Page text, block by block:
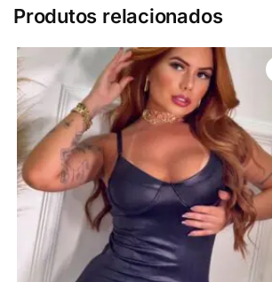
Produtos relacionados